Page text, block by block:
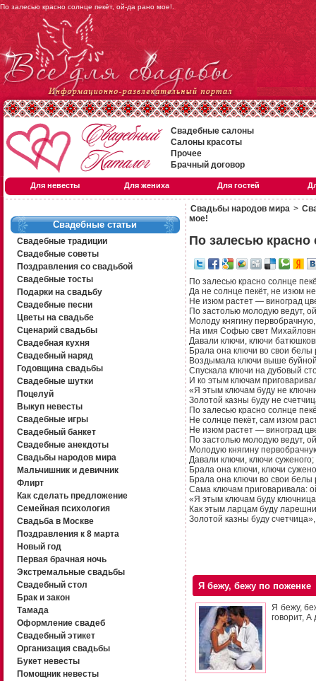
По залесью красно солнце пекёт, ой-да рано мое!.
Свадебные салоны
Салоны красоты
Прочее
Брачный договор
Для невесты Для жениха Для гостей
Свадебные статьи
Свадебные традиции
Свадебные советы
Поздравления со свадьбой
Свадебные тосты
Подарки на свадьбу
Свадебные песни
Цветы на свадьбе
Сценарий свадьбы
Свадебная кухня
Свадебный наряд
Годовщина свадьбы
Свадебные шутки
Поцелуй
Выкуп невесты
Свадебные игры
Свадебный банкет
Свадебные анекдоты
Свадьбы народов мира
Мальчишник и девичник
Флирт
Как сделать предложение
Семейная психология
Свадьба в Москве
Поздравления к 8 марта
Новый год
Первая брачная ночь
Экстремальные свадьбы
Свадебный стол
Брак и закон
Тамада
Оформление свадеб
Свадебный этикет
Организация свадьбы
Букет невесты
Помощник невесты
Свадьбы народов мира >
мое!
По залесью красно
По залесью красно солнце
Да не солнце пекёт, не изюм
Не изюм растет — виноград
По застолью молодую ведут,
Молоду княгину
На имя Софью свет
Давали ключи, ключи
Брала она ключи во свои белы
Воздымала ключи выше
Спускала ключи на дубовый
И ко этым ключам
«Я этым ключам буду не
Золотой казны буду не
По залесью красно солнце
Не солнце пекёт, сам изюм
Не изюм растет — виноград
По застолью молодую ведут,
Молодую княгину
Давали ключи, ключи
Брала она ключи, ключи
Брала она ключи во свои белы
Сама ключам приговаривала:
«Я этым ключам буду
Как этым ларцам буду
Золотой казны буду
Я бежу, бежу по поженке
Я бежу,
говорит, А